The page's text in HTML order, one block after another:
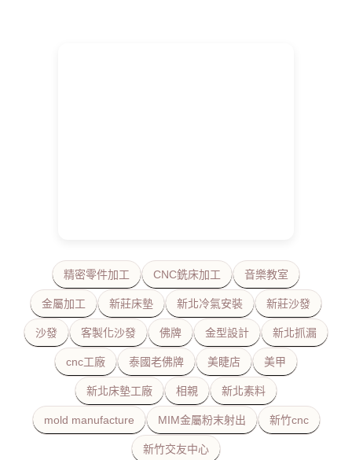
精密零件加工 CNC銑床加工 音樂教室
金屬加工 新莊床墊 新北冷氣安裝 新莊沙發
沙發 客製化沙發 佛牌 金型設計 新北抓漏
cnc工廠 泰國老佛牌 美睫店 美甲
新北床墊工廠 相親 新北素料
mold manufacture MIM金屬粉末射出 新竹cnc
新竹交友中心